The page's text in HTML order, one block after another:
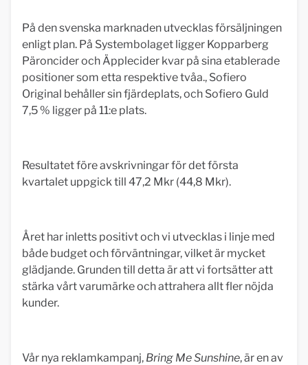
På den svenska marknaden utvecklas försäljningen
enligt plan. På Systembolaget ligger Kopparberg
Päroncider och Äpplecider kvar på sina etablerade
positioner som etta respektive tvåa., Sofiero
Original behåller sin fjärdeplats, och Sofiero Guld
7,5 % ligger på 11:e plats.
Resultatet före avskrivningar för det första
kvartalet uppgick till 47,2 Mkr (44,8 Mkr).
Året har inletts positivt och vi utvecklas i linje med
både budget och förväntningar, vilket är mycket
glädjande. Grunden till detta är att vi fortsätter att
stärka vårt varumärke och attrahera allt fler nöjda
kunder.
Vår nya reklamkampanj, Bring Me Sunshine, är en av